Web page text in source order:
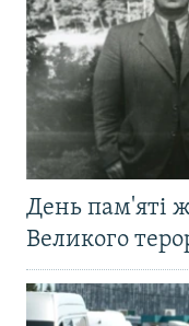
День пам'яті
Великого